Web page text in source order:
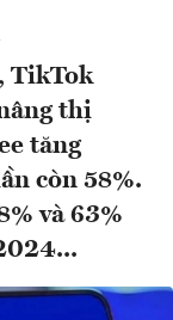
TikTok
thị
tăng
còn 58%.
và 63%